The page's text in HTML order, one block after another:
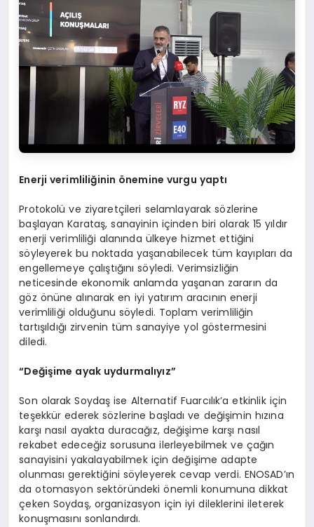
Enerji verimliliğinin önemine vurgu yaptı
Protokolü ve ziyaretçileri selamlayarak sözlerine
başlayan Karataş, sanayinin içinden biri olarak 15 yıldır
enerji verimliliği alanında ülkeye hizmet ettiğini
söyleyerek bu noktada yaşanabilecek tüm kayıpları da
engellemeye çalıştığını söyledi. Verimsizliğin
neticesinde ekonomik anlamda yaşanan zararın da
göz önüne alınarak en iyi yatırım aracının enerji
verimliliği olduğunu söyledi. Toplam verimliliğin
tartışıldığı zirvenin tüm sanayiye yol göstermesini
diledi.
“Değişime ayak uydurmalıyız”
Son olarak Soydaş ise Alternatif Fuarcılık’a etkinlik için
teşekkür ederek sözlerine başladı ve değişimin hızına
karşı nasıl ayakta duracağız, değişime karşı nasıl
rekabet edeceğiz sorusuna ilerleyebilmek ve çağın
sanayisini yakalayabilmek için değişime adapte
olunması gerektiğini söyleyerek cevap verdi. ENOSAD’ın
da otomasyon sektöründeki önemli konumuna dikkat
çeken Soydaş, organizasyon için iyi dileklerini ileterek
konuşmasını sonlandırdı.